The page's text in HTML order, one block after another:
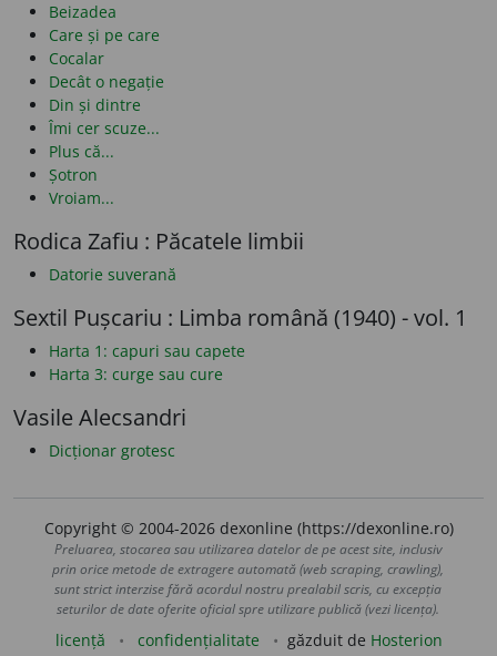
Beizadea
Care și pe care
Cocalar
Decât o negație
Din și dintre
Îmi cer scuze...
Plus că...
Șotron
Vroiam...
Rodica Zafiu : Păcatele limbii
Datorie suverană
Sextil Pușcariu : Limba română (1940) - vol. 1
Harta 1: capuri sau capete
Harta 3: curge sau cure
Vasile Alecsandri
Dicționar grotesc
Copyright © 2004-2026 dexonline (https://dexonline.ro)
Preluarea, stocarea sau utilizarea datelor de pe acest site, inclusiv
prin orice metode de extragere automată (web scraping, crawling),
sunt strict interzise fără acordul nostru prealabil scris, cu excepția
seturilor de date oferite oficial spre utilizare publică (vezi licența).
licență confidențialitate găzduit de Hosterion